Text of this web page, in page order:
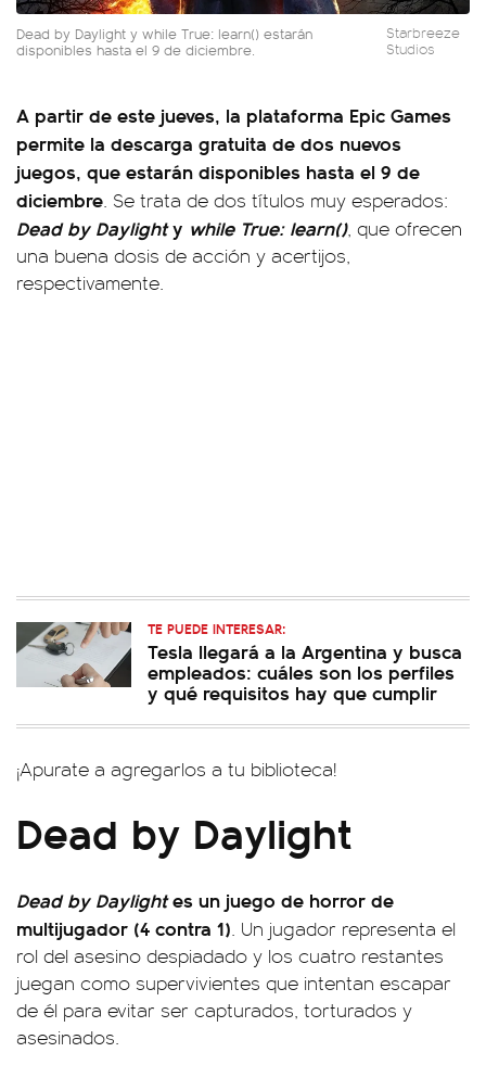
Dead by Daylight y while True: learn() estarán
disponibles hasta el 9 de diciembre.
Starbreeze
Studios
A partir de este jueves, la plataforma Epic Games
permite la descarga gratuita de dos nuevos
juegos, que estarán disponibles hasta el 9 de
diciembre. Se trata de dos títulos muy esperados:
Dead by Daylighty while True: learn(), que ofrecen
una buena dosis de acción y acertijos,
respectivamente.
TE PUEDE INTERESAR:
Tesla llegará a la Argentina y busca
empleados: cuáles son los perfiles
y qué requisitos hay que cumplir
¡Apurate a agregarlos a tu biblioteca!
Dead by Daylight
Dead by Daylightes un juego de horror de
multijugador (4 contra 1). Un jugador representa el
rol del asesino despiadado y los cuatro restantes
juegan como supervivientes que intentan escapar
de él para evitar ser capturados, torturados y
asesinados.